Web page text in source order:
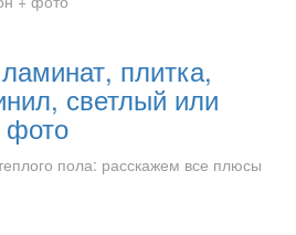
плитка,
светлый или
фото